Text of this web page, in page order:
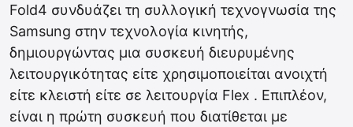
Fold4 συνδυάζει τη συλλογική τεχνογνωσία της
Samsung στην τεχνολογία κινητής,
δημιουργώντας μια συσκευή διευρυμένης
λειτουργικότητας είτε χρησιμοποιείται ανοιχτή
είτε κλειστή είτε σε λειτουργία Flex . Επιπλέον,
είναι η πρώτη συσκευή που διατίθεται με